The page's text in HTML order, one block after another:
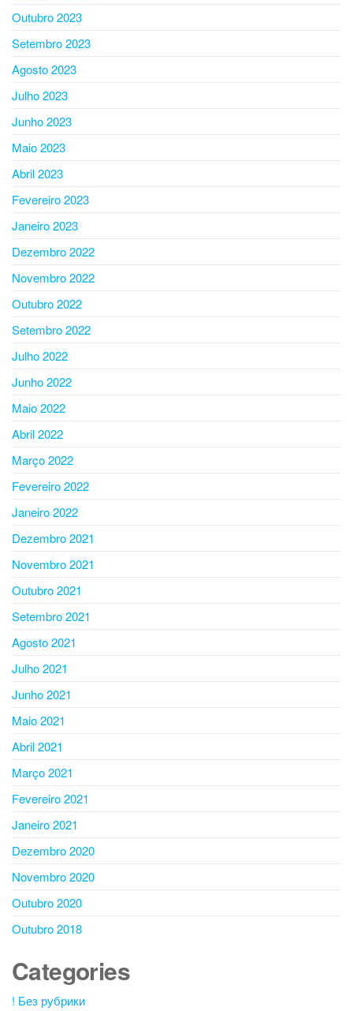
Outubro 2023
Setembro 2023
Agosto 2023
Julho 2023
Junho 2023
Maio 2023
Abril 2023
Fevereiro 2023
Janeiro 2023
Dezembro 2022
Novembro 2022
Outubro 2022
Setembro 2022
Julho 2022
Junho 2022
Maio 2022
Abril 2022
Março 2022
Fevereiro 2022
Janeiro 2022
Dezembro 2021
Novembro 2021
Outubro 2021
Setembro 2021
Agosto 2021
Julho 2021
Junho 2021
Maio 2021
Abril 2021
Março 2021
Fevereiro 2021
Janeiro 2021
Dezembro 2020
Novembro 2020
Outubro 2020
Outubro 2018
Categories
! Без рубрики